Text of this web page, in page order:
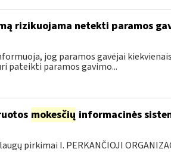
rizikuojama netekti paramos
jog paramos gavėjai
pateikti paramos gavimo...
mokesčių informacinės
pirkimai I. PERKANČIOJI